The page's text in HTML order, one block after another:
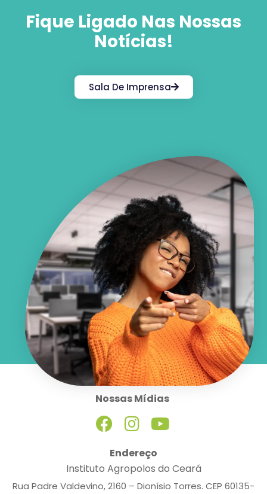
Fique Ligado Nas Nossas
Notícias!
Sala De Imprensa
Endereço
Instituto Agropolos do Ceará
Rua Padre Valdevino, 2160 – Dionísio Torres. CEP 60135-
Nossas Mídias